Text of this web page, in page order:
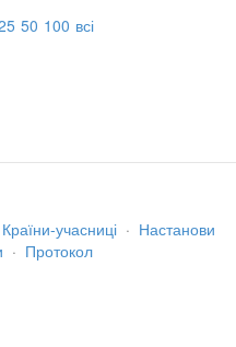
50 100 всі
Країни-учасниці · Настанови
· Протокол